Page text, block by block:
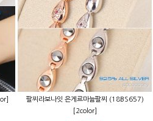
팔찌라보나잇 은게르마늄팔찌 (18BS657)
[2color]